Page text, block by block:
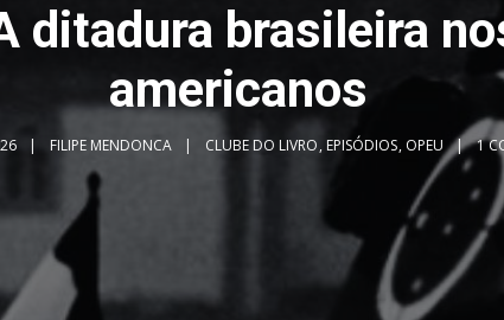
ditadura brasileira
americanos
FILIPE MENDONCA CLUBE DO LIVRO, EPISÓDIOS, OPEU 1